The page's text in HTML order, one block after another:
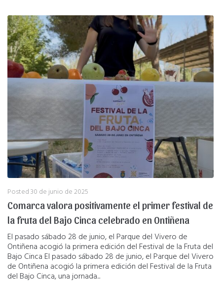
Posted30 de junio de 2025
Comarca valora positivamente el primer festival de
la fruta del Bajo Cinca celebrado en Ontiñena
El pasado sábado 28 de junio, el Parque del Vivero de
Ontiñena acogió la primera edición del Festival de la Fruta del
Bajo Cinca El pasado sábado 28 de junio, el Parque del Vivero
de Ontiñena acogió la primera edición del Festival de la Fruta
del Bajo Cinca, una jornada...